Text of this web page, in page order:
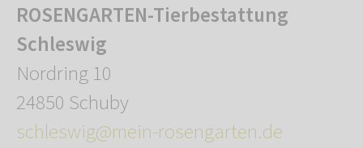
ROSENGARTEN-Tierbestattung
Schleswig
Nordring 10
24850 Schuby
schleswig@mein-rosengarten.de